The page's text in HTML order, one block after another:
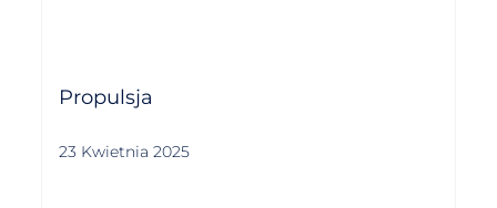
Propulsja
23 Kwietnia 2025